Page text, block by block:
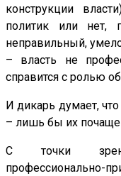
конструкции
политик или нет,
неправильный,
– власть не
справится с ролью
И дикарь думает,
– лишь бы их
С точки
профессионально-